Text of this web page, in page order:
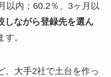
以内：60.2％、3ヶ月以
しながら登録先を選ん
。
、大手2社で土台を作っ